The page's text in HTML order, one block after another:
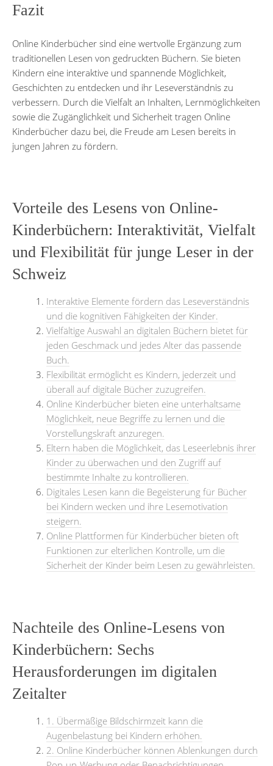
Fazit
Online Kinderbücher sind eine wertvolle Ergänzung zum
traditionellen Lesen von gedruckten Büchern. Sie bieten
Kindern eine interaktive und spannende Möglichkeit,
Geschichten zu entdecken und ihr Leseverständnis zu
verbessern. Durch die Vielfalt an Inhalten, Lernmöglichkeiten
sowie die Zugänglichkeit und Sicherheit tragen Online
Kinderbücher dazu bei, die Freude am Lesen bereits in
jungen Jahren zu fördern.
Vorteile des Lesens von Online-
Kinderbüchern: Interaktivität, Vielfalt
und Flexibilität für junge Leser in der
Schweiz
Interaktive Elemente fördern das Leseverständnis
und die kognitiven Fähigkeiten der Kinder.
Vielfältige Auswahl an digitalen Büchern bietet für
jeden Geschmack und jedes Alter das passende
Buch.
Flexibilität ermöglicht es Kindern, jederzeit und
überall auf digitale Bücher zuzugreifen.
Online Kinderbücher bieten eine unterhaltsame
Möglichkeit, neue Begriffe zu lernen und die
Vorstellungskraft anzuregen.
Eltern haben die Möglichkeit, das Leseerlebnis ihrer
Kinder zu überwachen und den Zugriff auf
bestimmte Inhalte zu kontrollieren.
Digitales Lesen kann die Begeisterung für Bücher
bei Kindern wecken und ihre Lesemotivation
steigern.
Online Plattformen für Kinderbücher bieten oft
Funktionen zur elterlichen Kontrolle, um die
Sicherheit der Kinder beim Lesen zu gewährleisten.
Nachteile des Online-Lesens von
Kinderbüchern: Sechs
Herausforderungen im digitalen
Zeitalter
1. Übermäßige Bildschirmzeit kann die
Augenbelastung bei Kindern erhöhen.
2. Online Kinderbücher können Ablenkungen durch